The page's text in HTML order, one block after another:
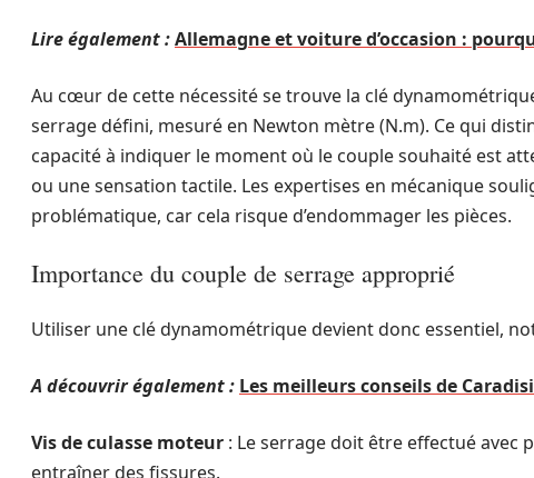
Lire également :Allemagne et voiture d’occasion :
Au cœur de cette nécessité se trouve la clé
serrage défini, mesuré en Newton mètre (N.m). Ce qui
capacité à indiquer le moment où le couple souhaité est
ou une sensation tactile. Les expertises en mécanique
problématique, car cela risque d’endommager les pièces.
Importance du couple de serrage approprié
Utiliser une clé dynamométrique devient donc essentiel,
A découvrir également : Les meilleurs conseils de
Vis de culasse moteur : Le serrage doit être effectué avec
entraîner des fissures.